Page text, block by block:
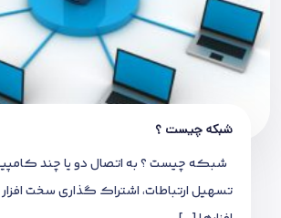
شبکه چیست ؟
شبکه چیست ؟ به اتصال دو یا چند
تسهیل ارتباطات، اشتراک گذاری سخت افزار